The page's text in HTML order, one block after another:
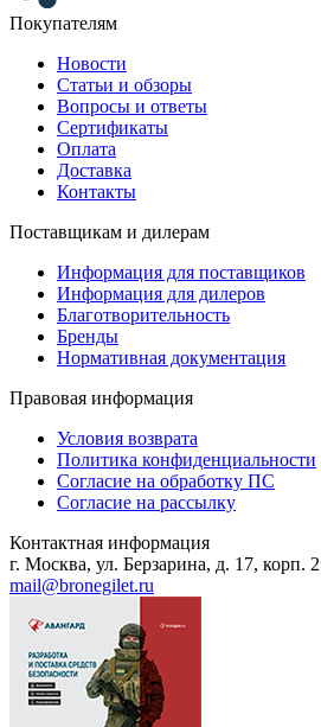
Покупателям
Новости
Статьи и обзоры
Вопросы и ответы
Сертификаты
Оплата
Доставка
Контакты
Поставщикам и дилерам
Информация для поставщиков
Информация для дилеров
Благотворительность
Бренды
Нормативная документация
Правовая информация
Условия возврата
Политика конфиденциальности
Согласие на обработку ПС
Согласие на рассылку
Контактная информация
г. Москва, ул. Берзарина, д. 17, корп. 2
mail@bronegilet.ru